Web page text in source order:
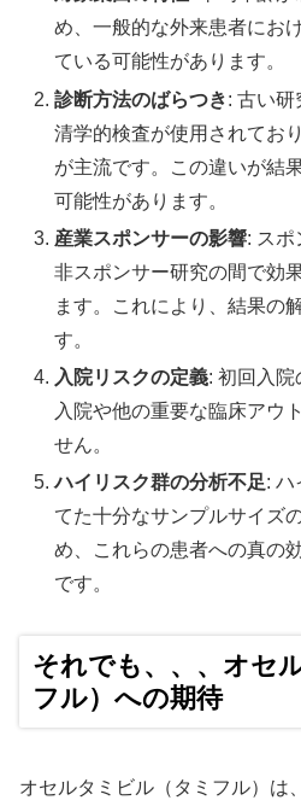
め、一般的な外来患者にお
ている可能性があります。
診断方法のばらつき: 古い研
清学的検査が使用されてお
が主流です。この違いが結
可能性があります。
産業スポンサーの影響: スポ
非スポンサー研究の間で効
ます。これにより、結果の
す。
入院リスクの定義: 初回入
入院や他の重要な臨床アウ
せん。
ハイリスク群の分析不足: ハ
てた十分なサンプルサイズ
め、これらの患者への真の
です。
それでも、、、オセ
フル）への期待
オセルタミビル（タミフル）は